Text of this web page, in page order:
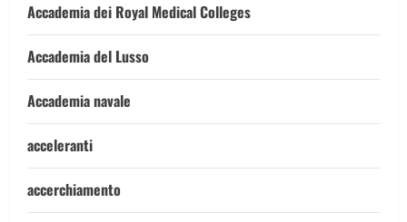
Accademia dei Royal Medical Colleges
Accademia del Lusso
Accademia navale
acceleranti
accerchiamento